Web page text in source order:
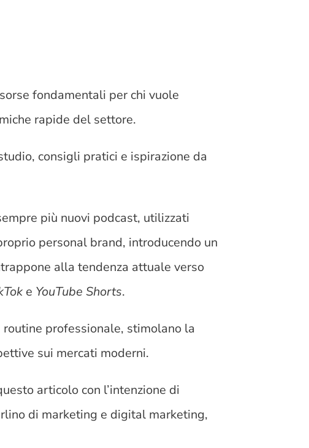
fondamentali per chi vuole
rapide del settore.
consigli pratici e ispirazione da
più nuovi podcast, utilizzati
personal brand, introducendo un
alla tendenza attuale verso
e YouTube Shorts.
professionale, stimolano la
sui mercati moderni.
articolo con l’intenzione di
di marketing e digital marketing,